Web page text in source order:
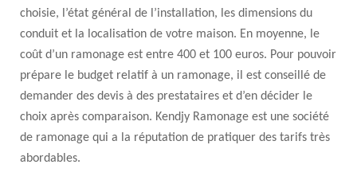
choisie, l’état général de l’installation, les dimensions du
conduit et la localisation de votre maison. En moyenne, le
coût d’un ramonage est entre 400 et 100 euros. Pour pouvoir
prépare le budget relatif à un ramonage, il est conseillé de
demander des devis à des prestataires et d’en décider le
choix après comparaison. Kendjy Ramonage est une société
de ramonage qui a la réputation de pratiquer des tarifs très
abordables.